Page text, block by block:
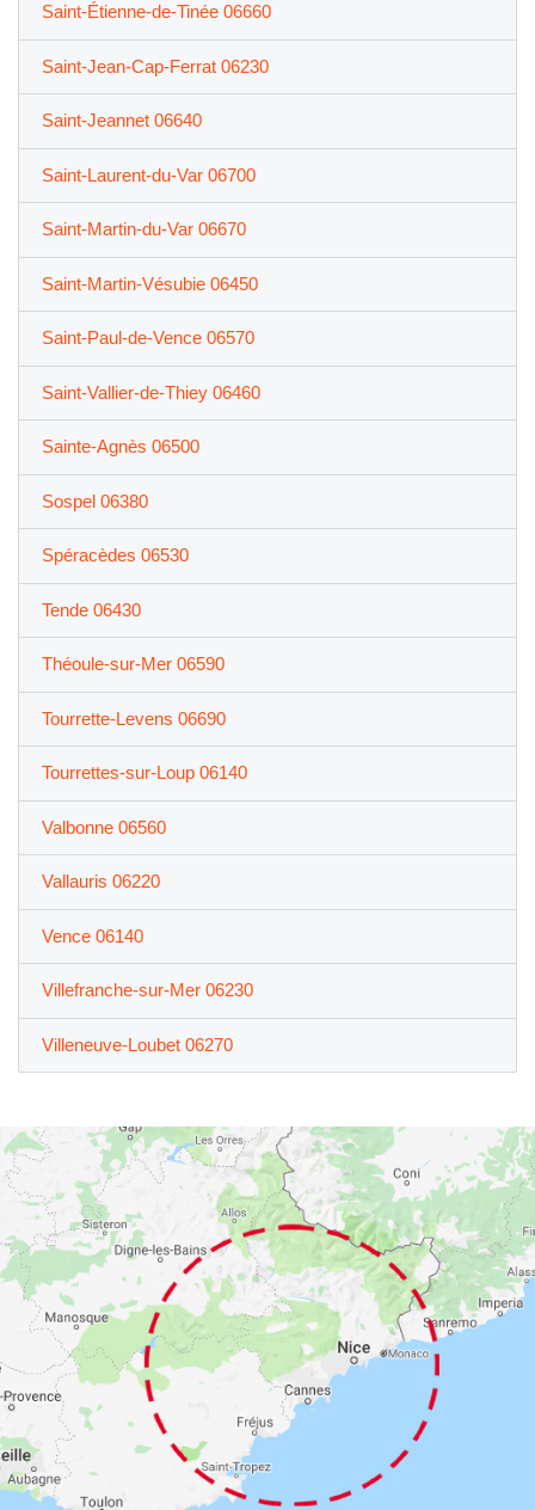
Saint-Étienne-de-Tinée 06660
Saint-Jean-Cap-Ferrat 06230
Saint-Jeannet 06640
Saint-Laurent-du-Var 06700
Saint-Martin-du-Var 06670
Saint-Martin-Vésubie 06450
Saint-Paul-de-Vence 06570
Saint-Vallier-de-Thiey 06460
Sainte-Agnès 06500
Sospel 06380
Spéracèdes 06530
Tende 06430
Théoule-sur-Mer 06590
Tourrette-Levens 06690
Tourrettes-sur-Loup 06140
Valbonne 06560
Vallauris 06220
Vence 06140
Villefranche-sur-Mer 06230
Villeneuve-Loubet 06270